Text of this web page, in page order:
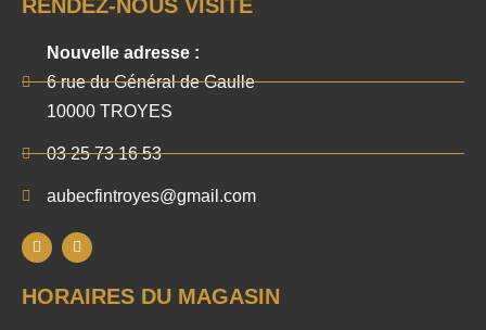
RENDEZ-NOUS VISITE
Nouvelle adresse :
6 rue du Général de Gaulle
10000 TROYES
03 25 73 16 53
aubecfintroyes@gmail.com
HORAIRES DU MAGASIN